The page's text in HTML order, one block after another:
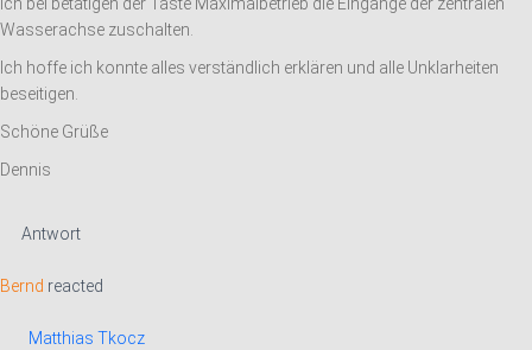
Wasserachse zuschalten.
Ich hoffe ich konnte alles verständlich erklären und alle Unklarheiten
beseitigen.
Schöne Grüße
Dennis
Antwort
Bernd reacted
Matthias Tkocz